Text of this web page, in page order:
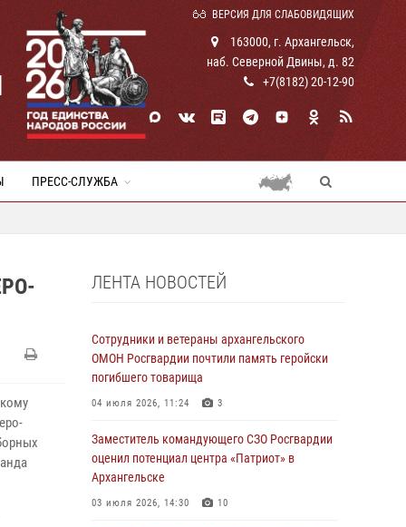
ВЕРСИЯ ДЛЯ СЛАБОВИДЯЩИХ
163000, г. Архангельск,
наб. Северной Двины, д. 82
+7(8182) 20-12-90
ПРЕСС-СЛУЖБА
ЛЕНТА НОВОСТЕЙ
Сотрудники и ветераны архангельского
ОМОН Росгвардии почтили память геройски
погибшего товарища
04 июля 2026, 11:24 3
Заместитель командующего СЗО Росгвардии
оценил потенциал центра «Патриот» в
Архангельске
03 июля 2026, 14:30 10